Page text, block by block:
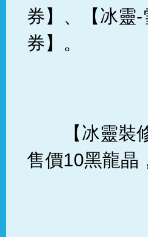
券】、【冰靈
券】。
【冰靈
售價10黑龍晶